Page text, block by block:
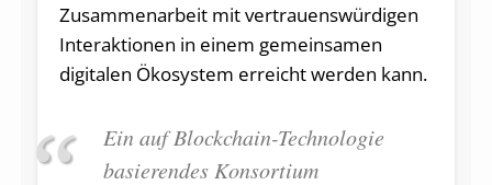
Zusammenarbeit mit vertrauenswürdigen
Interaktionen in einem gemeinsamen
digitalen Ökosystem erreicht werden kann.
Ein auf Blockchain-Technologie
basierendes Konsortium